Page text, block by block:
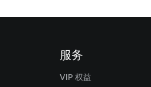
服务
VIP 权益